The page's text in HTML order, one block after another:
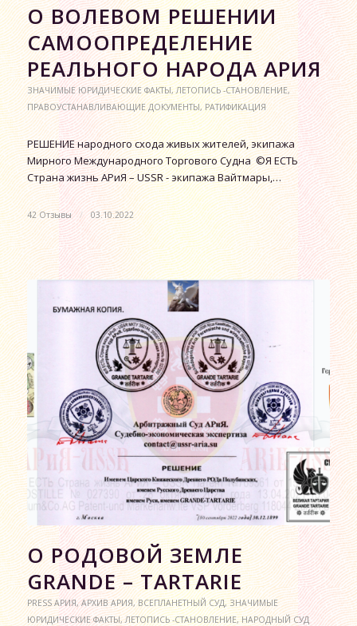
О ВОЛЕВОМ РЕШЕНИИ
САМООПРЕДЕЛЕНИЕ
РЕАЛЬНОГО НАРОДА АРИЯ
ЗНАЧИМЫЕ ЮРИДИЧЕСКИЕ ФАКТЫ,ЛЕТОПИСЬ -СТАНОВЛЕНИЕ,
ПРАВОУСТАНАВЛИВАЮЩИЕ ДОКУМЕНТЫ,РАТИФИКАЦИЯ
РЕШЕНИЕ народного схода живых жителей, экипажа
Мирного Международного Торгового Судна ©Я ЕСТЬ
Страна жизнь АРиЯ – USSR - экипажа Вайтмары,…
42 Отзывы / 03.10.2022
О РОДОВОЙ ЗЕМЛЕ
GRANDE – TARTARIE
PRESS АРИЯ,АРХИВ АРИЯ,ВСЕПЛАНЕТНЫЙ СУД,ЗНАЧИМЫЕ
ЮРИДИЧЕСКИЕ ФАКТЫ,ЛЕТОПИСЬ -СТАНОВЛЕНИЕ,НАРОДНЫЙ СУД